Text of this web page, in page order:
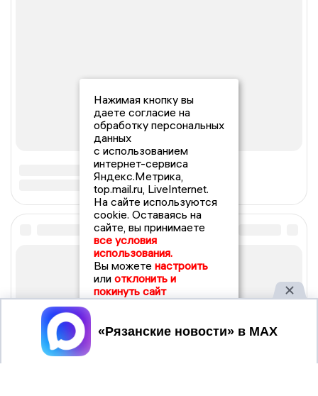
Нажимая кнопку вы
даете согласие на
обработку персональных
данных
с использованием
интернет-сервиса
Яндекс.Метрика,
top.mail.ru, LiveInternet.
На сайте используются
cookie. Оставаясь на
сайте, вы принимаете
все условия
использования.
Вы можете настроить
или отклонить и
покинуть сайт
Принять